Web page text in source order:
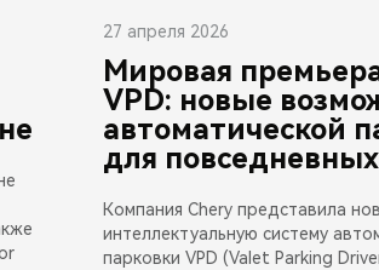
27 апреля 2026
Мировая
VPD: новые
автоматической
для
Компания Chery представила
интеллектуальную систему
парковки VPD (Valet Parking